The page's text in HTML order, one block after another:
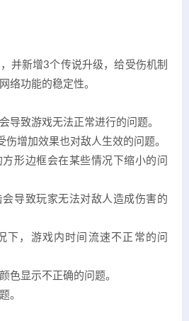
并新增3个传说升级，给受伤机制
络功能的稳定性。
导致游戏无法正常进行的问题。
伤增加效果也对敌人生效的问题。
形边框会在某些情况下缩小的问
导致玩家无法对敌人造成伤害的
下，游戏内时间流速不正常的问
色显示不正确的问题。
。